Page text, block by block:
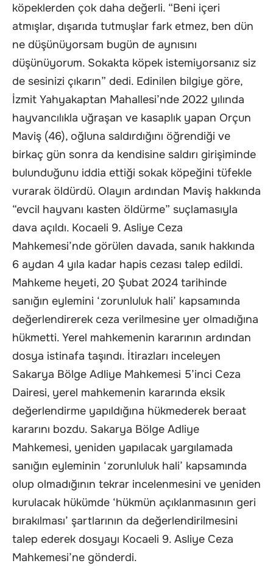
köpeklerden çok daha değerli. “Beni içeri
atmışlar, dışarıda tutmuşlar fark etmez, ben dün
ne düşünüyorsam bugün de aynısını
düşünüyorum. Sokakta köpek istemiyorsanız siz
de sesinizi çıkarın” dedi. Edinilen bilgiye göre,
İzmit Yahyakaptan Mahallesi’nde 2022 yılında
hayvancılıkla uğraşan ve kasaplık yapan Orçun
Maviş (46), oğluna saldırdığını öğrendiği ve
birkaç gün sonra da kendisine saldırı girişiminde
bulunduğunu iddia ettiği sokak köpeğini tüfekle
vurarak öldürdü. Olayın ardından Maviş hakkında
“evcil hayvanı kasten öldürme” suçlamasıyla
dava açıldı. Kocaeli 9. Asliye Ceza
Mahkemesi’nde görülen davada, sanık hakkında
6 aydan 4 yıla kadar hapis cezası talep edildi.
Mahkeme heyeti, 20 Şubat 2024 tarihinde
sanığın eylemini ‘zorunluluk hali’ kapsamında
değerlendirerek ceza verilmesine yer olmadığına
hükmetti. Yerel mahkemenin kararının ardından
dosya istinafa taşındı. İtirazları inceleyen
Sakarya Bölge Adliye Mahkemesi 5’inci Ceza
Dairesi, yerel mahkemenin kararında eksik
değerlendirme yapıldığına hükmederek beraat
kararını bozdu. Sakarya Bölge Adliye
Mahkemesi, yeniden yapılacak yargılamada
sanığın eyleminin ‘zorunluluk hali’ kapsamında
olup olmadığının tekrar incelenmesini ve yeniden
kurulacak hükümde ‘hükmün açıklanmasının geri
bırakılması’ şartlarının da değerlendirilmesini
talep ederek dosyayı Kocaeli 9. Asliye Ceza
Mahkemesi’ne gönderdi.